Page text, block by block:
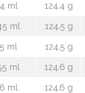
ml
124.4 g
ml
124.5 g
ml
124.5 g
ml
124.6 g
ml
124.6 g